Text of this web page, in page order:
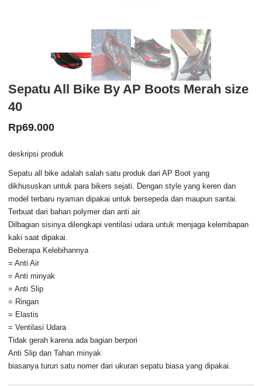
Sepatu All Bike By AP Boots Merah size
40
Rp69.000
deskripsi produk
Sepatu all bike adalah salah satu produk dari AP Boot yang
dikhususkan untuk para bikers sejati. Dengan style yang keren dan
model terbaru nyaman dipakai untuk bersepeda dan maupun santai.
Terbuat dari bahan polymer dan anti air.
Dilbagian sisinya dilengkapi ventilasi udara untuk menjaga kelembapan
kaki saat dipakai.
Beberapa Kelebihannya
= Anti Air
= Anti minyak
= Anti Slip
= Ringan
= Elastis
= Ventilasi Udara
Tidak gerah karena ada bagian berpori
Anti Slip dan Tahan minyak
biasanya turun satu nomer dari ukuran sepatu biasa yang dipakai.